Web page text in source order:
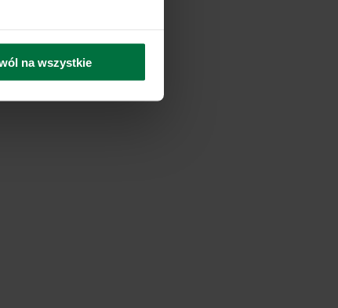
na wszystkie